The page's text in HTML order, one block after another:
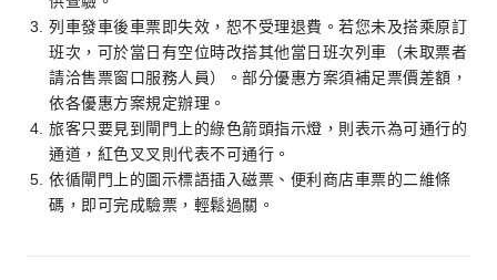
列車發車後車票即失效，恕不受理退費。若您未及搭乘原訂
班次，可於當日有空位時改搭其他當日班次列車（未取票者
請洽售票窗口服務人員）。部分優惠方案須補足票價差額，
依各優惠方案規定辦理。
旅客只要見到閘門上的綠色箭頭指示燈，則表示為可通行的
通道，紅色叉叉則代表不可通行。
依循閘門上的圖示標語插入磁票、便利商店車票的二維條
碼，即可完成驗票，輕鬆過關。